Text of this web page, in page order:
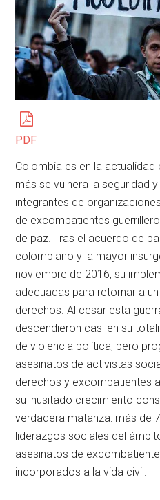
PDF
Colombia es en la actualidad
más se vulnera la seguridad
integrantes de
de excombatientes
de paz. Tras el acuerdo de
colombiano y la mayor
noviembre de 2016, su
adecuadas para retornar a
derechos. Al cesar esta
descendieron casi en su
de violencia política, pero
asesinatos de activistas
derechos y excombatientes
su inusitado crecimiento
verdadera matanza: más de
liderazgos sociales del
asesinatos de
incorporados a la vida civil.